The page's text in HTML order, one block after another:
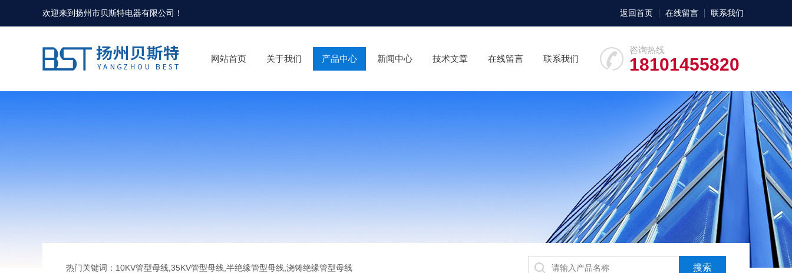
欢迎来到扬州市贝斯特电器有限公司 ！ 返回首页 在线留言 联系我们
咨询热线
18101455820
网站首页 关于我们 产品中心 新闻中心 技术文章 在线留言 联系我们
热门关键词：10KV管型母线,35KV管型母线,半绝缘管型母线,浇铸绝缘管型母线